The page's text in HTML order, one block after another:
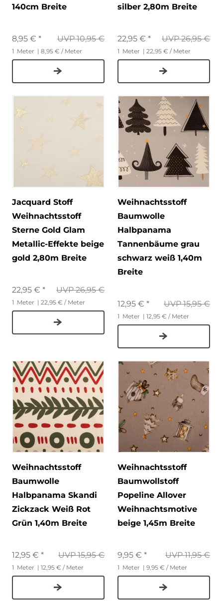
140cm Breite
UVP 10,95 €
8,95 € *
1 Meter | 8,95 € / Meter
silber 2,80m Breite
UVP 26,95 €
22,95 € *
1 Meter | 22,95 € / Meter
Jacquard Stoff
Weihnachtsstoff
Sterne Gold Glam
Metallic-Effekte beige
gold 2,80m Breite
UVP 26,95 €
22,95 € *
1 Meter | 22,95 € / Meter
Weihnachtsstoff
Baumwolle
Halbpanama
Tannenbäume grau
schwarz weiß 1,40m
Breite
UVP 15,95 €
12,95 € *
1 Meter | 12,95 € / Meter
Weihnachtsstoff
Baumwolle
Halbpanama Skandi
Zickzack Weiß Rot
Grün 1,40m Breite
UVP 15,95 €
12,95 € *
1 Meter | 12,95 € / Meter
Weihnachtsstoff
Baumwollstoff
Popeline Allover
Weihnachtsmotive
beige 1,45m Breite
UVP 11,95 €
9,95 € *
1 Meter | 9,95 € / Meter